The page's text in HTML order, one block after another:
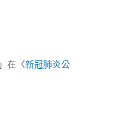
」在〈新冠肺炎公